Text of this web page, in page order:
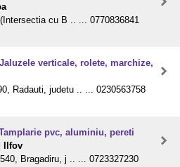
cu B .. ... 0770836841
verticale, rolete, marchize,
Radauti, judetu .. ... 0230563758
pvc, aluminiu, pereti
Ilfov
Bragadiru, j .. ... 0723327230